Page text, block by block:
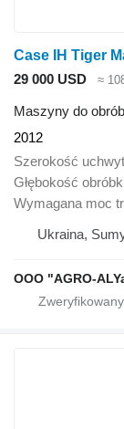
Case IH Tiger
29 000 USD
≈
Maszyny do
2012
Szerokość
Głębokość
Wymagana moc
Ukraina,
OOO "AGRO-